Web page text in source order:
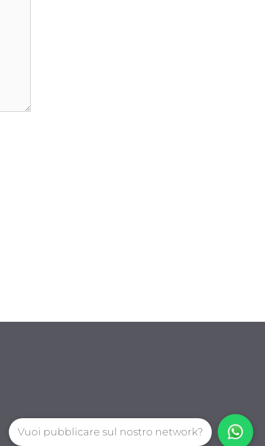
Vuoi pubblicare sul nostro network?